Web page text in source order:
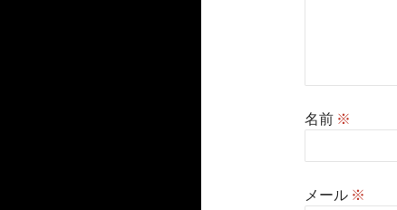
名前 ※
メール ※